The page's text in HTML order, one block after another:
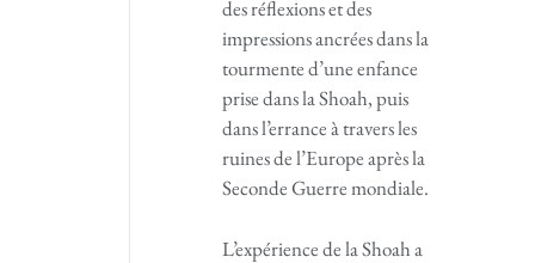
des réflexions et des
impressions ancrées dans la
tourmente d’une enfance
prise dans la Shoah, puis
dans l’errance à travers les
ruines de l’Europe après la
Seconde Guerre mondiale.
L’expérience de la Shoah a